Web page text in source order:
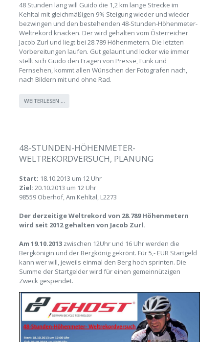
48 Stunden lang will Guido die 1,2 km lange Strecke im
Kehltal mit gleichmäßigen 9% Steigung wieder und wieder
bezwingen und den bestehenden 48-Stunden-Höhenmeter-
Weltrekord knacken. Der wird gehalten vom Österreicher
Jacob Zurl und liegt bei 28.789 Höhenmetern. Die letzten
Vorbereitungen laufen. Gut gelaunt und locker wie immer
stellt sich Guido den Fragen von Presse, Funk und
Fernsehen, kommt allen Wünschen der Fotografen nach,
nach Bildern mit und ohne Rad.
WEITERLESEN …
48-STUNDEN-HÖHENMETER-
WELTREKORDVERSUCH, PLANUNG
Start: 18.10.2013 um 12 Uhr
Ziel: 20.10.2013 um 12 Uhr
98559 Oberhof, Am Kehltal, L2273
Der derzeitige Weltrekord von 28.789 Höhenmetern
wird seit 2012 gehalten von Jacob Zurl.
Am 19.10.2013 zwischen 12Uhr und 16 Uhr werden die
Bergkönigin und der Bergkönig gekrönt. Für 5,- EUR Startgeld
kann wer will, jeweils einmal den Berg hoch sprinten. Die
Summe der Startgelder wird für einen gemeinnützigen
Zweck gespendet.